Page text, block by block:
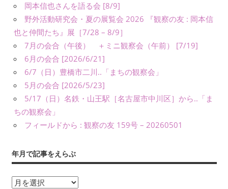
公
表
し
て
い
ま
す。
岡本信也さんを語る会 [8/9]
野外活動研究会・夏の展覧会 2026 『観察の友 : 岡本信
也と仲間たち』展［7/28 – 8/9］
7月の会合（午後） ＋ミニ観察会（午前） [7/19]
6月の会合 [2026/6/21]
6/7（日）豊橋市二川..「まちの観察会」
5月の会合 [2026/5/23]
5/17（日）名鉄・山王駅［名古屋市中川区］から..「ま
ちの観察会」
フィールドから : 観察の友 159号 – 20260501
年月で記事をえらぶ
年